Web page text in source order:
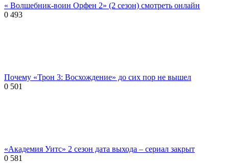
« Волшебник-воин Орфен 2» (2 сезон) смотреть онлайн
0 493
Почему «Трон 3: Восхождение» до сих пор не вышел
0 501
«Академия Уитс» 2 сезон дата выхода – сериал закрыт
0 581